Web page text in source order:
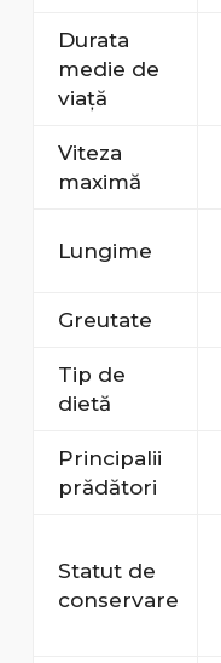
Durata
medie de
viață
Viteza
maximă
Lungime
Greutate
Tip de
dietă
Principalii
prădători
Statut de
conservare